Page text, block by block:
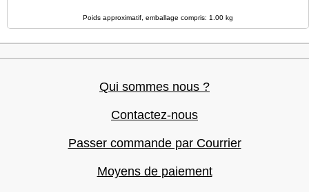
Poids approximatif, emballage compris: 1.00 kg
Qui sommes nous ?
Contactez-nous
Passer commande par Courrier
Moyens de paiement